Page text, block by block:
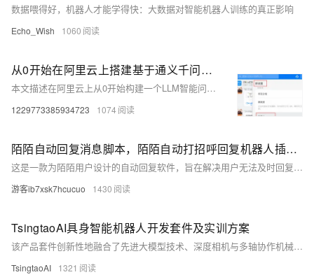
数据喂得好，机器人才能学得快：大数据对智能机器人训练的真正影响
Echo_Wish 1060
从0开始在阿里云上搭建基于通义千问的钉钉智能问答机器人
本文描述在阿里云上从0开始构建一个LLM智能问答钉钉机器人。LLM直接调用了阿里云百炼平台提供的调用服务。
1229773385934723 1074
陌陌自动回复消息脚本，陌陌自动打招呼回复机器人插件，自动聊天智能版
这是一款为陌陌用户设计的自动回复软件，旨在解决用户无法及时回复消息的问题，提高成交率和有效粉丝数。软件通过自动化操作实现消息检测与回复功能
游客ib7xsk7hcucuo 1430
TsingtaoAI具身智能机器人开发套件及实训方案
该产品套件创新性地融合了先进大模型技术、深度相机与多轴协作机械臂技术，构建了一个功能强大、灵活易用的人机协作解决方案。其核心在于将智能决策、精准感知与高效执行完美结合，为高校实训领域的发展注入新动力。
TsingtaoAI 1321